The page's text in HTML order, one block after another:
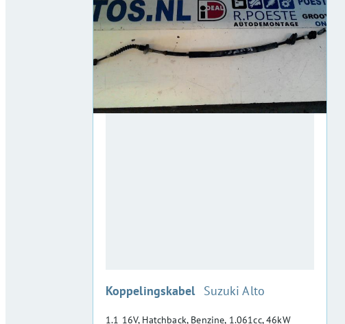
Koppelingskabel :Suzuki Alto
1.1 16V, Hatchback, Benzine, 1.061cc, 46kW